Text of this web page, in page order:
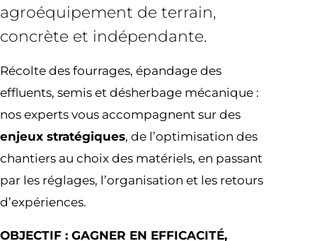
agroéquipement de terrain,
concrète et indépendante.
Récolte des fourrages, épandage des
effluents, semis et désherbage mécanique :
nos experts vous accompagnent sur des
enjeux stratégiques, de l’optimisation des
chantiers au choix des matériels, en passant
par les réglages, l’organisation et les retours
d’expériences.
OBJECTIF : GAGNER EN EFFICACITÉ,